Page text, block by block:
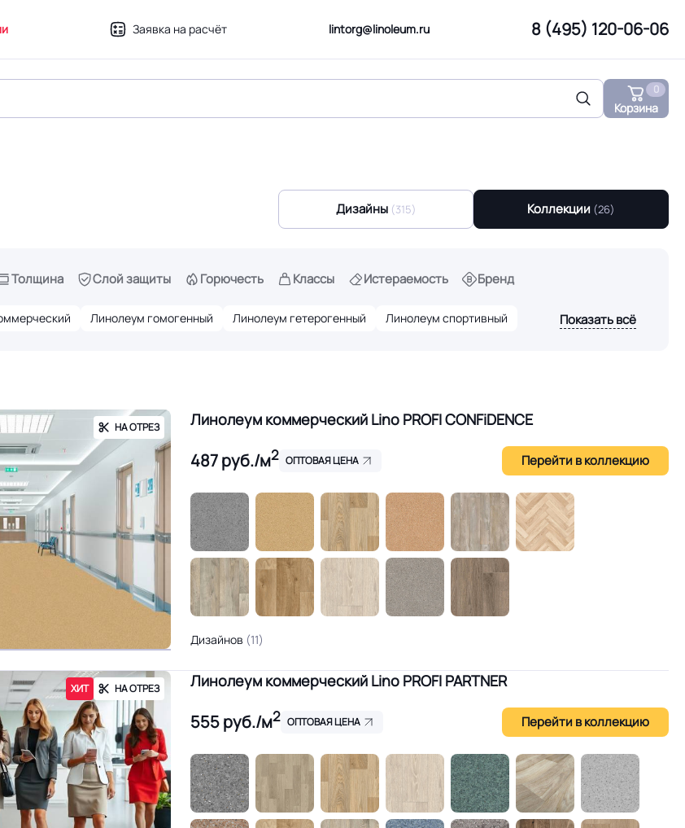
Заявка на расчёт lintorg@linoleum.ru 8 (495) 120-06-06
Корзина
0
Дизайны (315) Коллекции (26)
Толщина Слой защиты Горючесть Классы Истераемость Бренд
Линолеум гомогенный Линолеум гетерогенный
Линолеум спортивный
Показать всё
НА ОТРЕЗ Линолеум коммерческий Lino PROFI CONFiDENCE
487руб./м2 ОПТОВАЯ ЦЕНА Перейти в коллекцию
Дизайнов (11)
ХИТ НА ОТРЕЗ Линолеум коммерческий Lino PROFI PARTNER
555руб./м2 ОПТОВАЯ ЦЕНА Перейти в коллекцию